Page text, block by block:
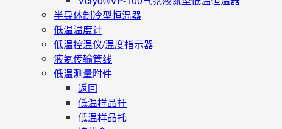
半导体制冷型恒温器
低温温度计
低温控温仪/温度指示器
液氦传输管线
低温测量附件
返回
低温样品杆
低温样品托